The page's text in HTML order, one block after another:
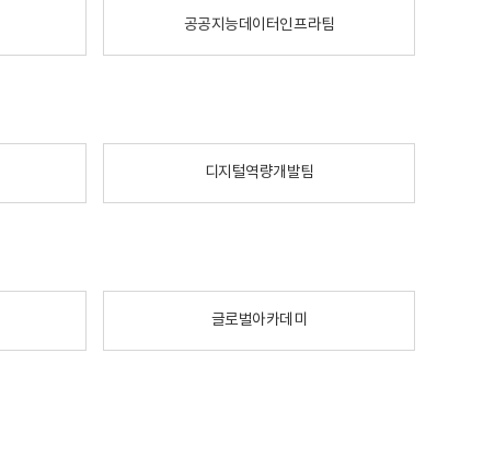
공공지능데이터인프라팀
디지털역량개발팀
글로벌아카데미